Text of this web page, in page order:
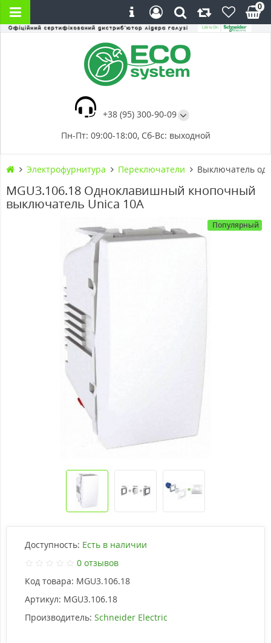
+38 (95) 300-90-09
Пн-Пт: 09:00-18:00, Сб-Вс: выходной
0
Электрофурнитура Переключатели Выключатель
MGU3.106.18 Одноклавишный кнопочный
выключатель Unica 10А
Популярный
Доступность: Есть в наличии
0 отзывов
Код товара: MGU3.106.18
Артикул: MGU3.106.18
Производитель: Schneider Electric